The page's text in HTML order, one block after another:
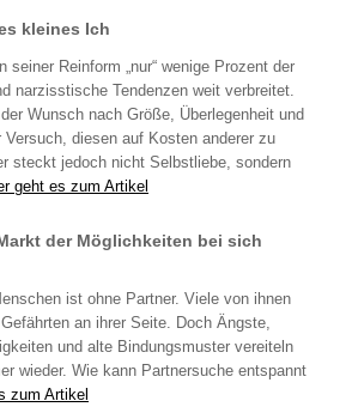
kleines Ich
seiner Reinform „nur“ wenige Prozent der
narzisstische Tendenzen weit verbreitet.
Wunsch nach Größe, Überlegenheit und
Versuch, diesen auf Kosten anderer zu
steckt jedoch nicht Selbstliebe, sondern
geht es zum Artikel
der Möglichkeiten bei sich
ist ohne Partner. Viele von ihnen
an ihrer Seite. Doch Ängste,
und alte Bindungsmuster vereiteln
wieder. Wie kann Partnersuche entspannt
zum Artikel